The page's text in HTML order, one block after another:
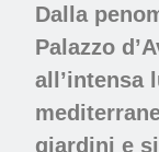
Dalla
Palazzo
all’intensa
giardini e